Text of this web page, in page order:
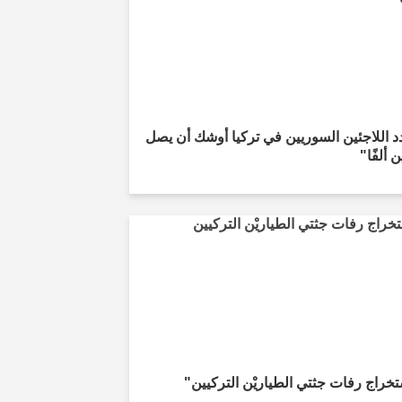
اللاجئين السوريين في تركيا أوشك أن يصل
ألفًا"
رفات جثتي الطياريْن التركيين"